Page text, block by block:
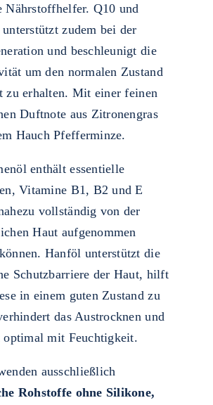
Nährstoffhelfer. Q10 und
unterstützt zudem bei der
und beschleunigt die
um den normalen Zustand
zu erhalten. Mit einer feinen
Duftnote aus Zitronengras
Hauch Pfefferminze.
enthält essentielle
Vitamine B1, B2 und E
vollständig von der
Haut aufgenommen
Hanföl unterstützt die
Schutzbarriere der Haut, hilft
in einem guten Zustand zu
das Austrocknen und
optimal mit Feuchtigkeit.
ausschließlich
Rohstoffe ohne Silikone,